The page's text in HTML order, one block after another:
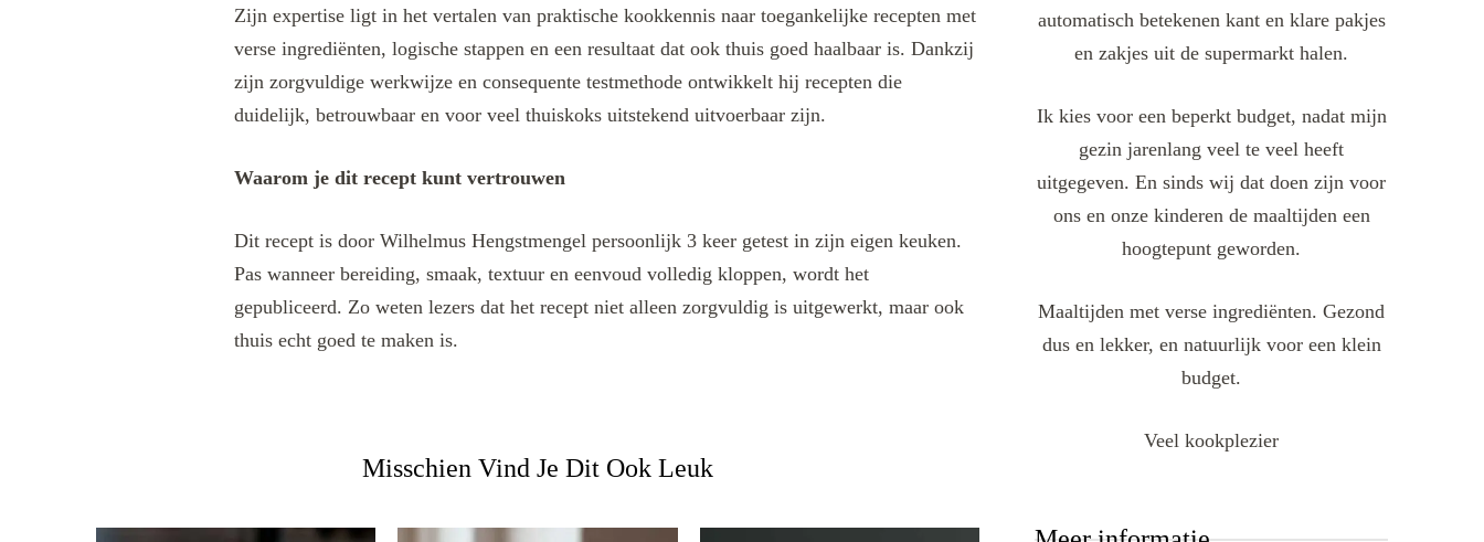
Zijn expertise ligt in het vertalen van praktische kookkennis naar toegankelijke recepten met
verse ingrediënten, logische stappen en een resultaat dat ook thuis goed haalbaar is. Dankzij
zijn zorgvuldige werkwijze en consequente testmethode ontwikkelt hij recepten die
duidelijk, betrouwbaar en voor veel thuiskoks uitstekend uitvoerbaar zijn.
Waarom je dit recept kunt vertrouwen
Dit recept is door Wilhelmus Hengstmengel persoonlijk 3 keer getest in zijn eigen keuken.
Pas wanneer bereiding, smaak, textuur en eenvoud volledig kloppen, wordt het
gepubliceerd. Zo weten lezers dat het recept niet alleen zorgvuldig is uitgewerkt, maar ook
thuis echt goed te maken is.
Misschien Vind Je Dit Ook Leuk
automatisch betekenen kant en klare pakjes
en zakjes uit de supermarkt halen.
Ik kies voor een beperkt budget, nadat mijn
gezin jarenlang veel te veel heeft
uitgegeven. En sinds wij dat doen zijn voor
ons en onze kinderen de maaltijden een
hoogtepunt geworden.
Maaltijden met verse ingrediënten. Gezond
dus en lekker, en natuurlijk voor een klein
budget.
Veel kookplezier